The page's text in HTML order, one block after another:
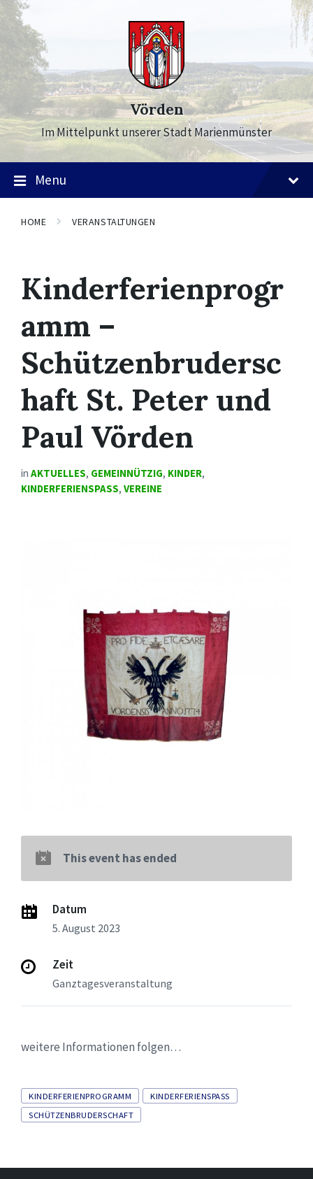
Skip
to
content
Skip
to
main
navigation
Skip
to
footer
Vörden
Im Mittelpunkt unserer Stadt Marienmünster
Menu
HOME VERANSTALTUNGEN
Kinderferienprogr
amm –
Schützenbrudersc
haft St. Peter und
Paul Vörden
in AKTUELLES, GEMEINNÜTZIG, KINDER,
KINDERFERIENSPASS , VEREINE
This event has ended
Datum
5. August 2023
Zeit
Ganztagesveranstaltung
weitere Informationen folgen…
Tags
KINDERFERIENPROGRAMM
KINDERFERIENSPASS
SCHÜTZENBRUDERSCHAFT